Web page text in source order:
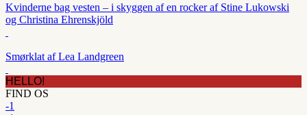
Kvinderne bag vesten – i skyggen af en rocker af Stine Lukowski
og Christina Ehrenskjöld
Smørklat af Lea Landgreen
HELLO!
FIND OS
-1